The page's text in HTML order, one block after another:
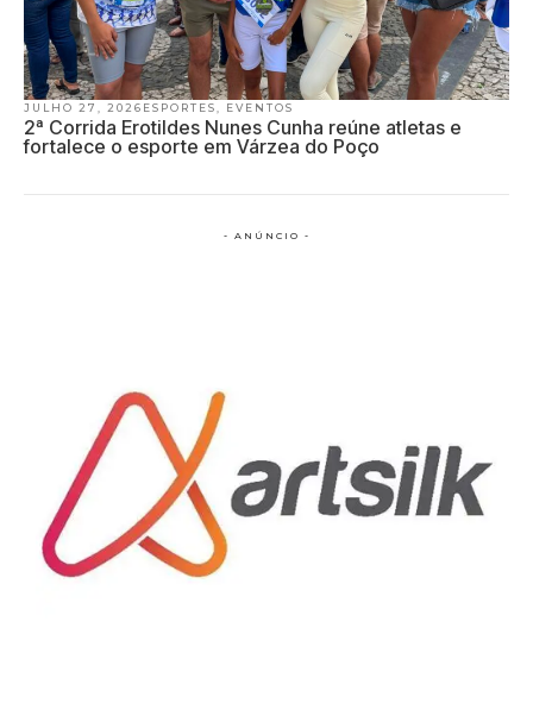
JULHO 27, 2026 ESPORTES EVENTOS
2ª Corrida Erotildes Nunes Cunha reúne atletas e
fortalece o esporte em Várzea do Poço
- ANÚNCIO -